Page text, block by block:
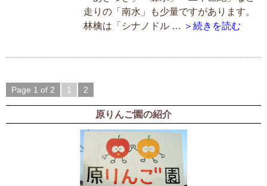
走りの「南水」も少量ですがあります。
林檎は「シナノドル … ＞続きを読む
Page 1 of 2 1 2
原りんご園の紹介